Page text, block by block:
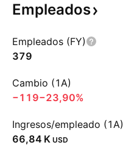
Empleados
Empleados (FY)
379
Cambio (1A)
−119−23,90%
Ingresos/empleado (1A)
‪66,84 K‬ USD